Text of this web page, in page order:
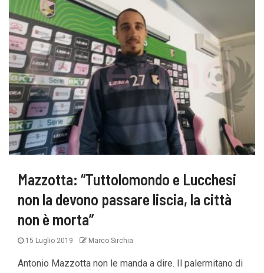
Mazzotta: “Tuttolomondo e Lucchesi
non la devono passare liscia, la città
non è morta”
15 Luglio 2019 Marco Sirchia
Antonio Mazzotta non le manda a dire. Il palermitano di